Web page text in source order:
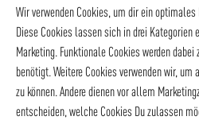
Wir verwenden Cookies, um dir ein
Diese Cookies lassen sich in drei
Marketing. Funktionale Cookies werden
benötigt. Weitere Cookies verwenden wir,
zu können. Andere dienen vor allem
entscheiden, welche Cookies Du zulassen
Versandpartner
Versandkosten DHL: 6,5 €